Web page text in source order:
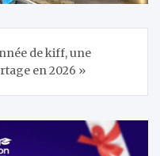
de kiff, une
en 2026 »